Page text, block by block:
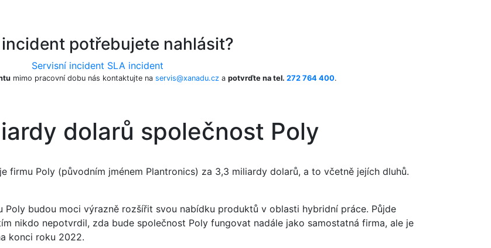
potřebujete nahlásit?
Servisní incident SLA incident
mimo pracovní dobu nás kontaktujte na servis@xanadu.cz a potvrďte na tel. 272 764 400.
dolarů společnost Poly
firmu Poly (původním jménem Plantronics) za 3,3 miliardy dolarů, a to včetně jejích dluhů.
budou moci výrazně rozšířit svou nabídku produktů v oblasti hybridní práce. Půjde
nikdo nepotvrdil, zda bude společnost Poly fungovat nadále jako samostatná firma, ale je
konci roku 2022.